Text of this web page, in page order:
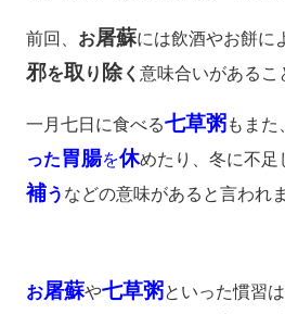
前回、 お屠蘇には飲酒やお餅に
邪を取 り 除く 意味合いがあるこ
一月七日に食べる七草粥もまた
った胃腸を休めたり、冬に不足
補う などの意味があると言われま
お屠蘇や七草粥といった慣習